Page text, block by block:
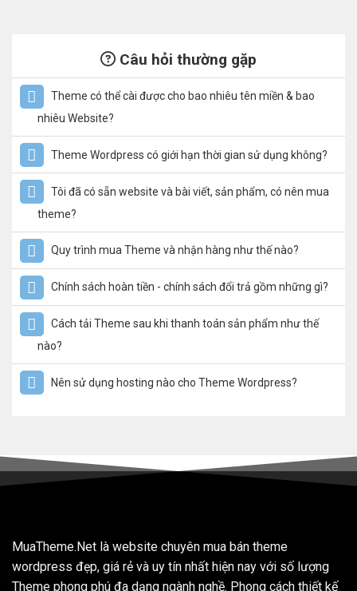
Câu hỏi thường gặp
Theme có thể cài được cho bao nhiêu tên miền & bao
nhiêu Website?
Theme Wordpress có giới hạn thời gian sử dụng không?
Tôi đã có sẵn website và bài viết, sản phẩm, có nên mua
theme?
Quy trình mua Theme và nhận hàng như thế nào?
Chính sách hoàn tiền - chính sách đổi trả gồm những gì?
Cách tải Theme sau khi thanh toán sản phẩm như thế
nào?
Nên sử dụng hosting nào cho Theme Wordpress?
MuaTheme.Net là website chuyên mua bán theme
wordpress đẹp, giá rẻ và uy tín nhất hiện nay với số lượng
Theme phong phú đa dạng ngành nghề. Phong cách thiết kế